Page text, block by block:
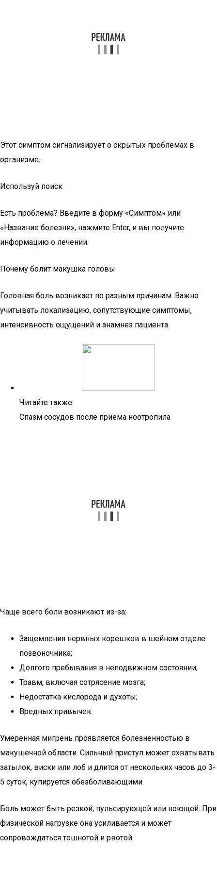
Этот симптом сигнализирует о скрытых проблемах в
организме.
Используй поиск
Есть проблема? Введите в форму «Симптом» или
«Название болезни», нажмите Enter, и вы получите
информацию о лечении.
Почему болит макушка головы
Головная боль возникает по разным причинам. Важно
учитывать локализацию, сопутствующие симптомы,
интенсивность ощущений и анамнез пациента.
Читайте также:
Спазм сосудов после приема ноотропила
Чаще всего боли возникают из-за:
Защемления нервных корешков в шейном отделе
позвоночника;
Долгого пребывания в неподвижном состоянии;
Травм, включая сотрясение мозга;
Недостатка кислорода и духоты;
Вредных привычек.
Умеренная мигрень проявляется болезненностью в
макушечной области. Сильный приступ может охватывать
затылок, виски или лоб и длится от нескольких часов до 3-
5 суток, купируется обезболивающими.
Боль может быть резкой, пульсирующей или ноющей. При
физической нагрузке она усиливается и может
сопровождаться тошнотой и рвотой.